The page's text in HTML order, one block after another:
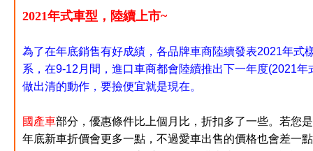
2021年式車型，陸續上市~
為了在年底銷售有好成績，各品牌車商陸續發表2021年式
系，在9-12月間，進口車商都會陸續推出下一年度(2021
做出清的動作，要撿便宜就是現在。
國產車部分，優惠條件比上個月比，折扣多了一些。若您
年底新車折價會更多一點，不過愛車出售的價格也會差一